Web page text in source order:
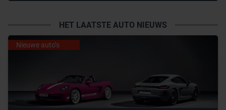
HET LAATSTE AUTO NIEUWS
Nieuwe auto’s